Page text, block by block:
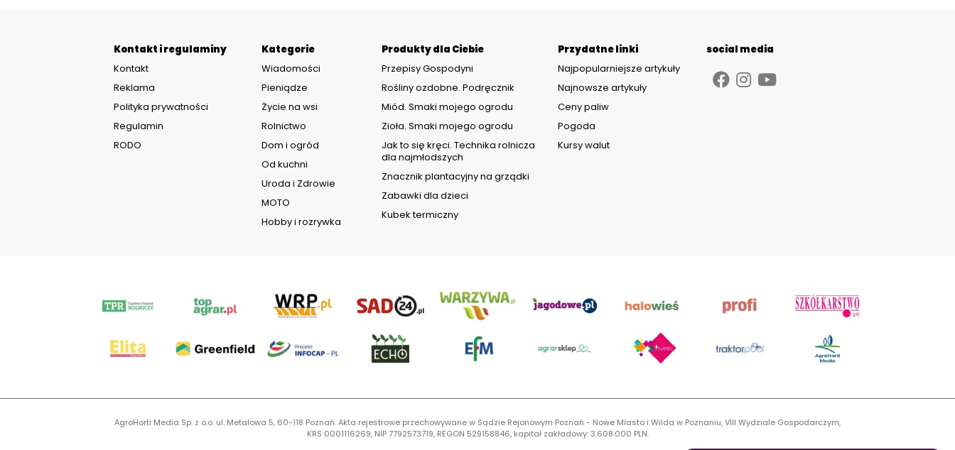
Kontakt i regulaminy
Kontakt
Reklama
Polityka prywatności
Regulamin
RODO
Kategorie
Wiadomości
Pieniądze
Życie na wsi
Rolnictwo
Dom i ogród
Od kuchni
Uroda i Zdrowie
MOTO
Hobby i rozrywka
Produkty dla Ciebie
Przepisy Gospodyni
Rośliny ozdobne. Podręcznik
Miód. Smaki mojego ogrodu
Zioła. Smaki mojego ogrodu
Jak to się kręci. Technika rolnicza
dla najmłodszych
Znacznik plantacyjny na grządki
Zabawki dla dzieci
Kubek termiczny
Przydatne linki
Najpopularniejsze artykuły
Najnowsze artykuły
Ceny paliw
Pogoda
Kursy walut
social media
AgroHorti Media Sp. z o.o. ul. Metalowa 5, 60-118 Poznań. Akta rejestrowe przechowywane w Sądzie Rejonowym Poznań - Nowe Miasto i Wilda w Poznaniu, VIII Wydziale Gospodarczym,
KRS 0001116269, NIP 7792573719, REGON 529158846, kapitał zakładowy: 3.608.000 PLN.